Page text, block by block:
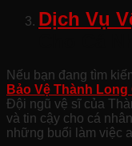
Dịch Vụ
Nếu bạn đang tìm
Bảo Vệ Thành Long
Đội ngũ vệ sĩ của
và tin cậy cho cá
những buổi làm việc